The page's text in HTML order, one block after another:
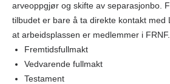
arveoppgjør og skifte av separasjonbo.
tilbudet er bare å ta direkte kontakt med
at arbeidsplassen er medlemmer i FRNF.
Fremtidsfullmakt
Vedvarende fullmakt
Testament